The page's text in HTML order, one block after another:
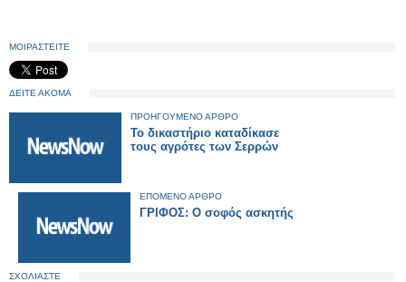
ΜΟΙΡΑΣΤΕΙΤΕ
ΔΕΙΤΕ ΑΚΟΜΑ
ΠΡΟΗΓΟΥΜΕΝΟ ΑΡΘΡΟ
Το δικαστήριο καταδίκασε
τους αγρότες των Σερρών
ΕΠΟΜΕΝΟ ΑΡΘΡΟ
ΓΡΙΦΟΣ: Ο σοφός ασκητής
ΣΧΟΛΙΑΣΤΕ